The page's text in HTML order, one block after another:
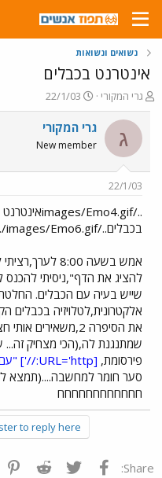
נשואים ונשואות
אינטרנט בכבלים
פ
ו
ת
ח
ה
ש
גרי המקורי
פ
ו
ר
ם
ר
י
ך
22/1/03
ג גרי המקורי
New member
22/1/03
../images/Emo4.gifאינטרנט
בכבלים../images/Emo4.gif../images/Emo6.gif
אמש בשעה 8:00
להציג את הדף",ניסיתי
את הסיפרה
שמתנגנת לה,(הכי מצחיק זה...
פירסומת, [URL='http://']
סער חומר למחשבה....(תמצא
חחחחחחחחחחחח
to reply here.
Share: פייסבוק Twitter
Reddit